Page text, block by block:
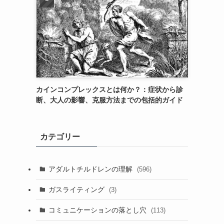
カインコンプレックスとは何か？：症状から診
断、大人の影響、克服方法までの包括的ガイド
カテゴリー
アダルトチルドレンの理解 (596)
ガスライティング (3)
コミュニケーションの落とし穴 (113)